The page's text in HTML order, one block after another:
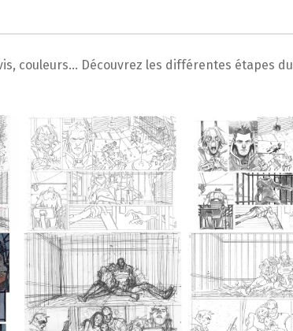
couleurs… Découvrez les différentes étapes